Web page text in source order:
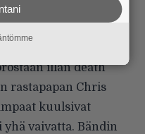
illan death
rastapapan Chris
kuulsivat
vaivatta. Bändin